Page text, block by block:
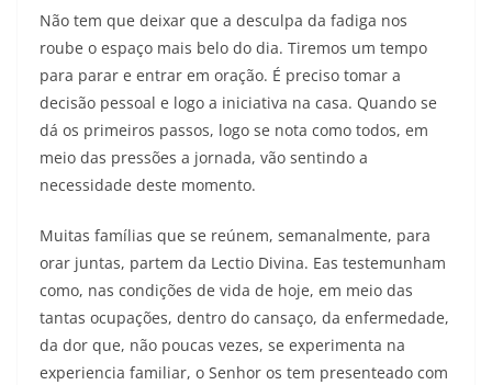
Não tem que deixar que a desculpa da fadiga nos
roube o espaço mais belo do dia. Tiremos um tempo
para parar e entrar em oração. É preciso tomar a
decisão pessoal e logo a iniciativa na casa. Quando se
dá os primeiros passos, logo se nota como todos, em
meio das pressões a jornada, vão sentindo a
necessidade deste momento.
Muitas famílias que se reúnem, semanalmente, para
orar juntas, partem da Lectio Divina. Eas testemunham
como, nas condições de vida de hoje, em meio das
tantas ocupações, dentro do cansaço, da enfermedade,
da dor que, não poucas vezes, se experimenta na
experiencia familiar, o Senhor os tem presenteado com